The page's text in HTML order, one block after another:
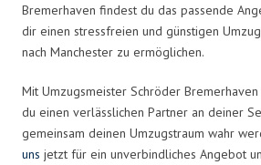
Bremerhaven findest du das passende
dir einen stressfreien und günstigen
nach Manchester zu ermöglichen.
Mit Umzugsmeister Schröder
du einen verlässlichen Partner an deiner
gemeinsam deinen Umzugstraum wahr
uns jetzt für ein unverbindliches Angebot